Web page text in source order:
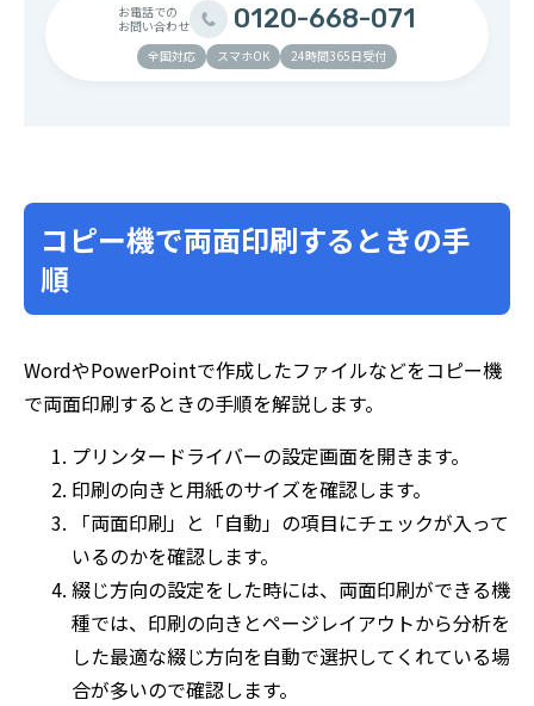
お電話での
お問い合わせ
0120-668-071
全国対応 スマホOK 24時間365日受付
コピー機で両面印刷するときの手
順
WordやPowerPointで作成したファイルなどをコピー機
で両面印刷するときの手順を解説します。
プリンタードライバーの設定画面を開きます。
印刷の向きと用紙のサイズを確認します。
「両面印刷」と「自動」の項目にチェックが入って
いるのかを確認します。
綴じ方向の設定をした時には、両面印刷ができる機
種では、印刷の向きとページレイアウトから分析を
した最適な綴じ方向を自動で選択してくれている場
合が多いので確認します。